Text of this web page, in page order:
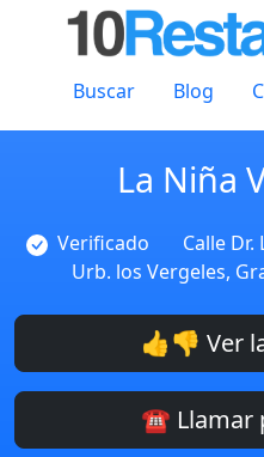
Buscar Blog
La Niña
Verificado
Calle Dr.
Urb. los Vergeles,
👍👎 Ver
☎️ Llamar